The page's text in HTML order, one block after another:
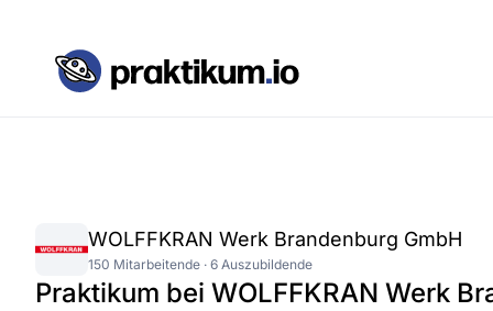
WOLFFKRAN Werk Brandenburg GmbH
150 Mitarbeitende · 6 Auszubildende
Praktikum bei WOLFFKRAN Werk